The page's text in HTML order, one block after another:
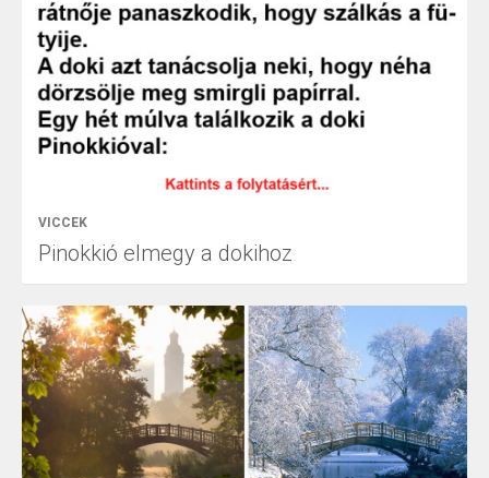
VICCEK
Pinokkió elmegy a dokihoz